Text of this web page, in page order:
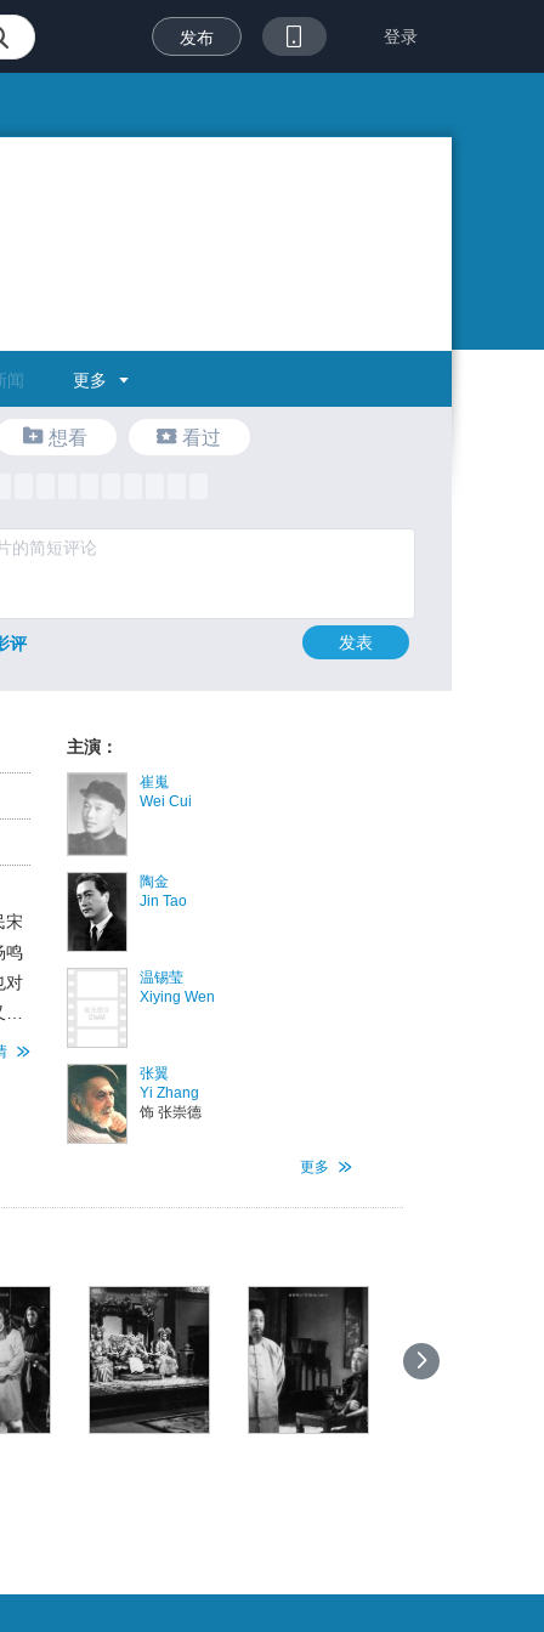
发布 登录
闻 更多
想看 看过
评 发表
宋
鸣
对
主演：
崔嵬
Wei Cui
陶金
Jin Tao
温锡莹
Xiying Wen
张翼
Yi Zhang
饰 张崇德
更多